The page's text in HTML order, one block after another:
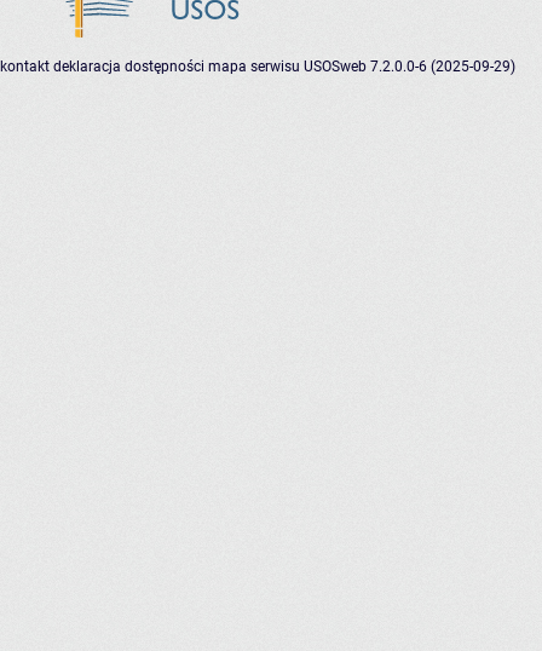
kontakt deklaracja dostępności mapa serwisu USOSweb 7.2.0.0-6 (2025-09-29)